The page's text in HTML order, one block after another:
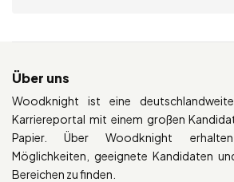
Über uns
Woodknight ist eine
Karriereportal mit einem großen
Papier. Über Woodknight
Möglichkeiten, geeignete Kandidaten
Bereichen zu finden.